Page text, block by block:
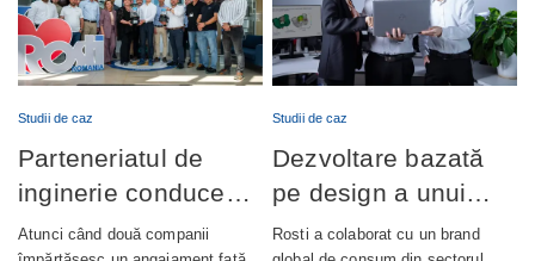
Studii de caz
Parteneriatul de
inginerie conduce
lansarea cu succes
Atunci când două companii
Studii de caz
Dezvoltare bazată
pe design a unui
dispozitiv de
Rosti a colaborat cu un brand